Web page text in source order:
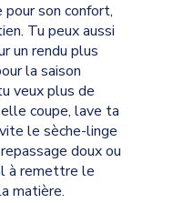
son confort,
Tu peux aussi
un rendu plus
la saison
veux plus de
coupe, lave ta
le sèche-linge
doux ou
à remettre le
matière.